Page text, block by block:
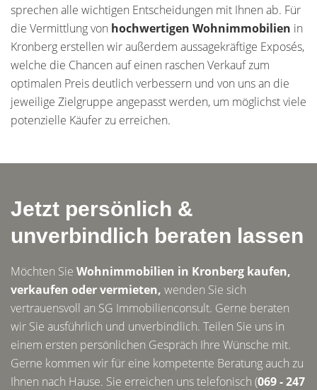
sprechen alle wichtigen Entscheidungen mit Ihnen ab. Für
die Vermittlung von hochwertigen Wohnimmobilien in
Kronberg erstellen wir außerdem aussagekräftige Exposés,
welche die Chancen auf einen raschen Verkauf zum
optimalen Preis deutlich verbessern und von uns an die
jeweilige Zielgruppe angepasst werden, um möglichst viele
potenzielle Käufer zu erreichen.
Jetzt persönlich &
unverbindlich beraten lassen
Möchten Sie Wohnimmobilien in Kronberg kaufen,
verkaufen oder vermieten, wenden Sie sich
vertrauensvoll an SG Immobilienconsult. Gerne beraten
wir Sie ausführlich und unverbindlich. Teilen Sie uns in
einem ersten persönlichen Gespräch Ihre Wünsche mit.
Gerne kommen wir für eine kompetente Beratung auch zu
Ihnen nach Hause. Sie erreichen uns telefonisch (069 - 247